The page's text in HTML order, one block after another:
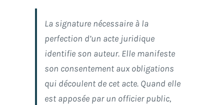
La signature nécessaire à la
perfection d’un acte juridique
identifie son auteur. Elle manifeste
son consentement aux obligations
qui découlent de cet acte. Quand elle
est apposée par un officier public,